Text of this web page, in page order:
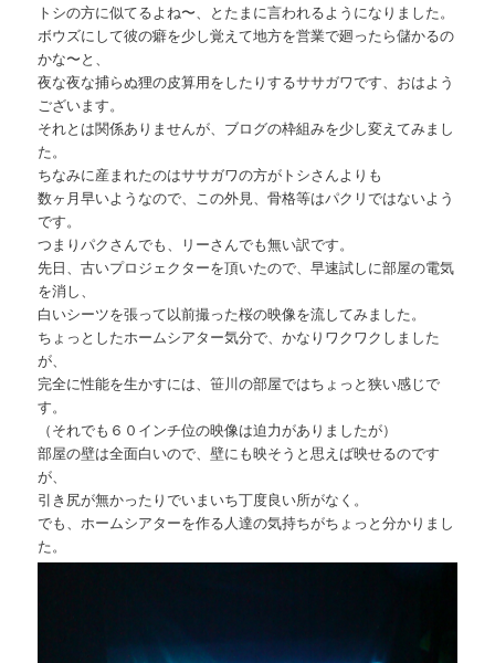
トシの方に似てるよね〜、とたまに言われるようになりました。
ボウズにして彼の癖を少し覚えて地方を営業で廻ったら儲かるの
かな〜と、
夜な夜な捕らぬ狸の皮算用をしたりするササガワです、おはよう
ございます。
それとは関係ありませんが、ブログの枠組みを少し変えてみまし
た。
ちなみに産まれたのはササガワの方がトシさんよりも
数ヶ月早いようなので、この外見、骨格等はパクリではないよう
です。
つまりパクさんでも、リーさんでも無い訳です。
先日、古いプロジェクターを頂いたので、早速試しに部屋の電気
を消し、
白いシーツを張って以前撮った桜の映像を流してみました。
ちょっとしたホームシアター気分で、かなりワクワクしました
が、
完全に性能を生かすには、笹川の部屋ではちょっと狭い感じで
す。
（それでも６０インチ位の映像は迫力がありましたが）
部屋の壁は全面白いので、壁にも映そうと思えば映せるのです
が、
引き尻が無かったりでいまいち丁度良い所がなく。
でも、ホームシアターを作る人達の気持ちがちょっと分かりまし
た。